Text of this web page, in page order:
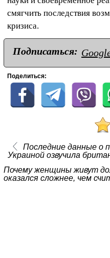
смягчить последствия
кризиса.
Подписаться:
Поделиться:
Последние данные о
Украиной озвучила
Почему женщины живут
оказался сложнее, чем